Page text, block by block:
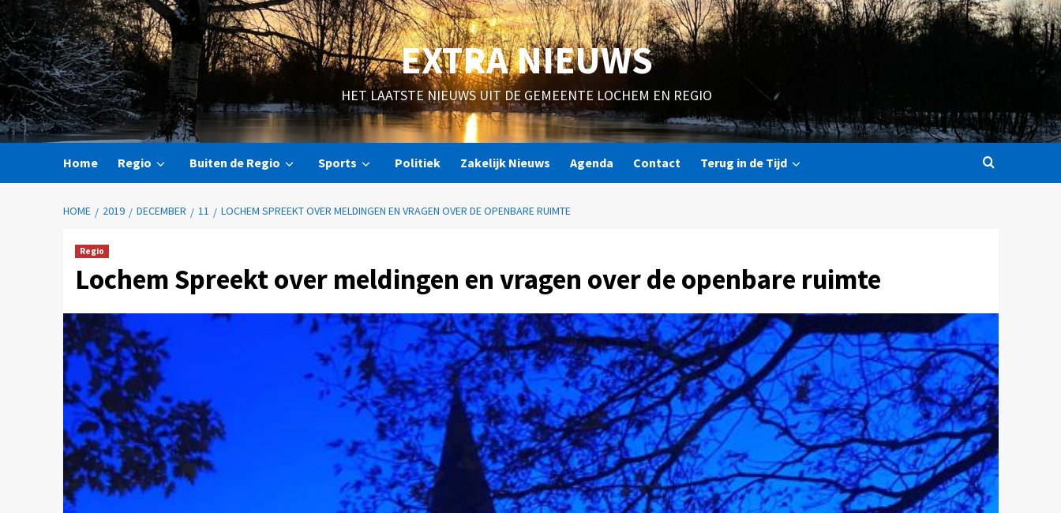
EXTRA NIEUWS
HET LAATSTE NIEUWS UIT DE GEMEENTE LOCHEM EN REGIO
Home Regio Buiten de Regio Sports Politiek Zakelijk Nieuws Agenda Contact Terug in de Tijd
HOME 2019 DECEMBER 11 LOCHEM SPREEKT OVER MELDINGEN EN VRAGEN OVER DE OPENBARE RUIMTE
Regio
Lochem Spreekt over meldingen en vragen over de openbare ruimte